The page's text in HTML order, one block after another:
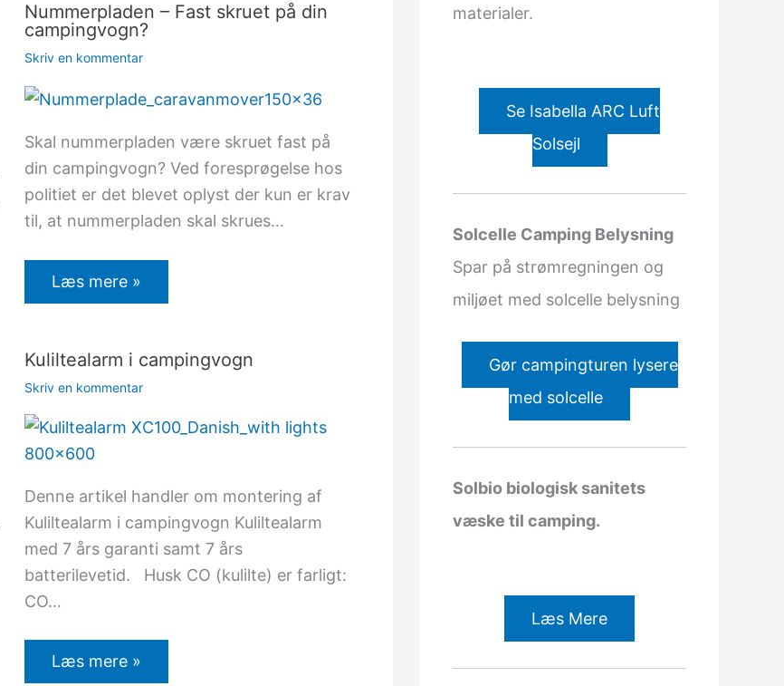
Nummerpladen – Fast skruet på din
campingvogn?
Skriv en kommentar
Skal nummerpladen være skruet fast på
din campingvogn? Ved foresprøgelse hos
politiet er det blevet oplyst der kun er krav
til, at nummerpladen skal skrues…
Læs mere »
Kuliltealarm i campingvogn
Skriv en kommentar
Denne artikel handler om montering af
Kuliltealarm i campingvogn Kuliltealarm
med 7 års garanti samt 7 års
batterilevetid. Husk CO (kulilte) er farligt:
CO…
Læs mere »
materialer.
Se Isabella ARC Luft
Solsejl
Solcelle Camping Belysning
Spar på strømregningen og
miljøet med solcelle belysning
Gør campingturen lysere
med solcelle
Solbio biologisk sanitets
væske til camping.
Læs Mere